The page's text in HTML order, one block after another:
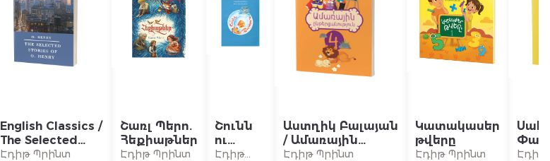
English Classics /
The Selected
Stories of
Էդիթ Պրինտ
Շառլ Պերո.
Հեքիաթներ
Էդիթ Պրինտ
Շունն
ու
կատուն
Էդիթ
Աստղիկ Բալայան
/ Ամառային
ընթերցանություն
Էդիթ Պրինտ
Կատակասեր
թվերը
Էդիթ Պրինտ Էդիթ